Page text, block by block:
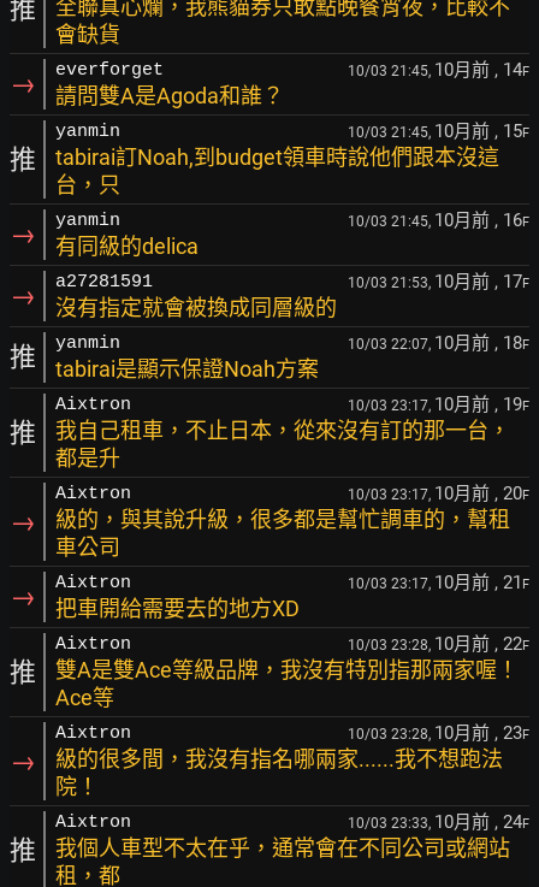
推
全聯真心爛，我熊貓券只敢點晚餐宵夜，比較不
會缺貨
→ everforget 10/03 21:45, 10月前 , 14F
請問雙A是Agoda和誰？
推
yanmin 10/03 21:45, 10月前 , 15F
tabirai訂Noah,到budget領車時說他們跟本沒這
台，只
→ yanmin 10/03 21:45, 10月前 , 16F
有同級的delica
→ a27281591 10/03 21:53, 10月前 , 17F
沒有指定就會被換成同層級的
推 yanmin 10/03 22:07, 10月前 , 18F
tabirai是顯示保證Noah方案
推
Aixtron 10/03 23:17, 10月前 , 19F
我自己租車，不止日本，從來沒有訂的那一台，
都是升
→
Aixtron 10/03 23:17, 10月前 , 20F
級的，與其說升級，很多都是幫忙調車的，幫租
車公司
→ Aixtron 10/03 23:17, 10月前 , 21 F
把車開給需要去的地方XD
推
Aixtron 10/03 23:28, 10月前 , 22F
雙A是雙Ace等級品牌，我沒有特別指那兩家喔！
Ace等
→
Aixtron 10/03 23:28, 10月前 , 23F
級的很多間，我沒有指名哪兩家......我不想跑法
院！
推
Aixtron 10/03 23:33, 10月前 , 24F
我個人車型不太在乎，通常會在不同公司或網站
租，都